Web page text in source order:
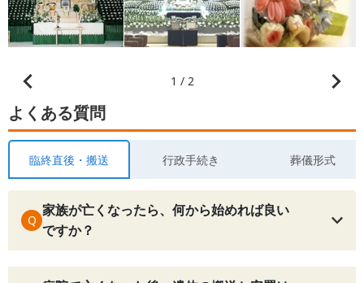
1 / 2
よくある質問
臨終直後・搬送 行政手続き 葬儀形式
Q
家族が亡くなったら、何から始めれば良い
ですか？